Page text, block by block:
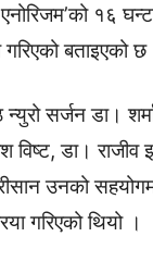
एनोरिजम’को १६
बताइएको छ
न्युरो सर्जन डा।
विष्ट, डा।
उनको
गरिएको थियो ।